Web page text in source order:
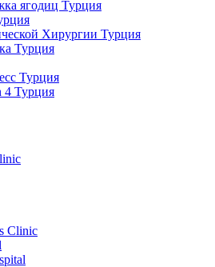
ягодиц Турция
Хирургии Турция
Турция
Турция
4 Турция
Clinic